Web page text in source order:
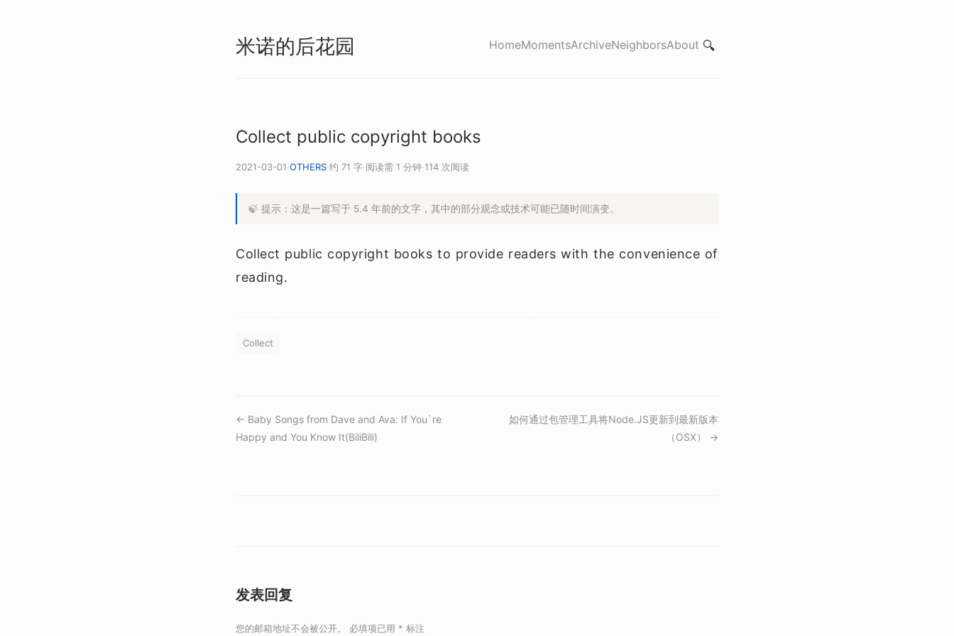
米诺的后花园 HomeMomentsArchiveNeighborsAbout 🔍
Collect public copyright books
2021-03-01·OTHERS·约 71 字·阅读需 1 分钟·114 次阅读
🍃 提示：这是一篇写于 5.4 年前的文字，其中的部分观念或技术可能已随时间演变。
Collect public copyright books to provide readers with the convenience of
reading.
Collect
← Baby Songs from Dave and Ava: If You`re
Happy and You Know It(BiliBili)
如何通过包管理工具将Node.JS更新到最新版本
（OSX） →
发表回复
您的邮箱地址不会被公开。 必填项已用 * 标注